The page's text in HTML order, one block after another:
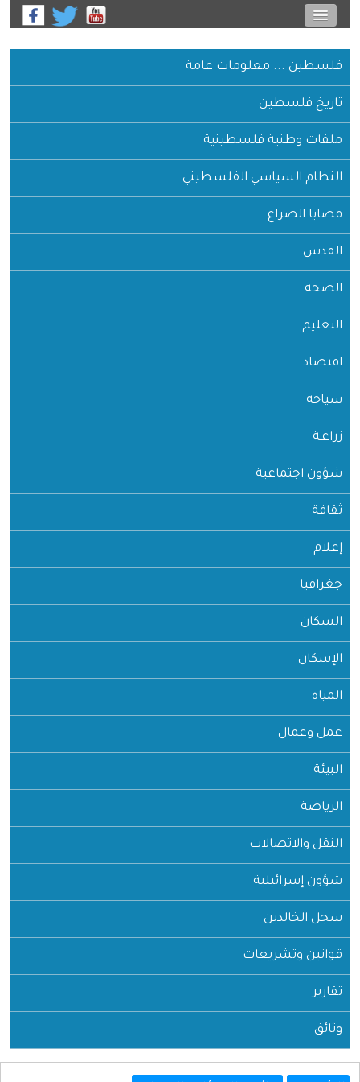
فلسطين ... معلومات عامة
تاريخ فلسطين
ملفات وطنية فلسطينية
النظام السياسي الفلسطيني
قضايا الصراع
القدس
الصحة
التعليم
اقتصاد
سياحة
زراعـة
شؤون اجتماعية
ثقافة
إعلام
جغرافيا
السكان
الإسكان
المياه
عمل وعمال
البيئة
الرياضة
النقل والاتصالات
شؤون إسرائيلية
سجل الخالدين
قوانين وتشريعات
تقارير
وثائق